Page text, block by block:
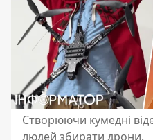
Створюючи кумедні
людей збирати дрони.